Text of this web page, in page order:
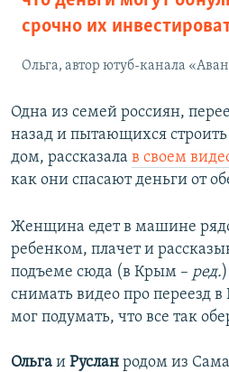
срочно их
Ольга, автор ютуб-канала
Одна из семей россиян,
назад и пытающихся строить
дом, рассказала в своем
как они спасают деньги от
Женщина едет в машине
ребенком, плачет и
подъеме сюда (в Крым – ред.)
снимать видео про переезд в
мог подумать, что все так
Ольга и Руслан родом из